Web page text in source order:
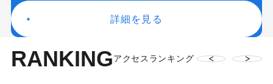
詳細を見る
RANKINGアクセスランキング